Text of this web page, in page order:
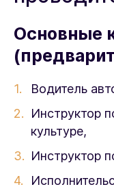
Основные
Водитель
Инструктор
культуре,
Инструктор